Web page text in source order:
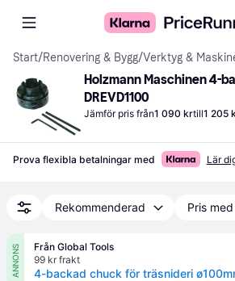
Start/Renovering & Bygg/Verktyg &
Holzmann Maschinen 4-
DREVD1100
Jämför pris från1 090 krtill1 205
Prova flexibla betalningar med Lär
Rekommenderad Pris
ANNONS
Från Global Tools
99 kr frakt